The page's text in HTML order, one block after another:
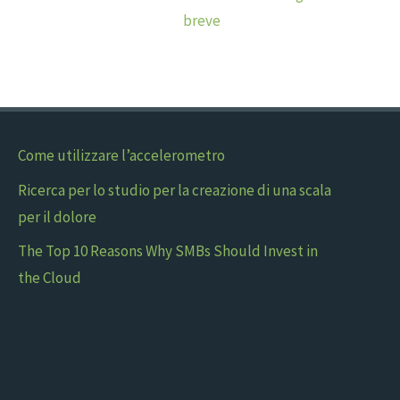
breve
Come utilizzare l’accelerometro
Ricerca per lo studio per la creazione di una scala
per il dolore
The Top 10 Reasons Why SMBs Should Invest in
the Cloud